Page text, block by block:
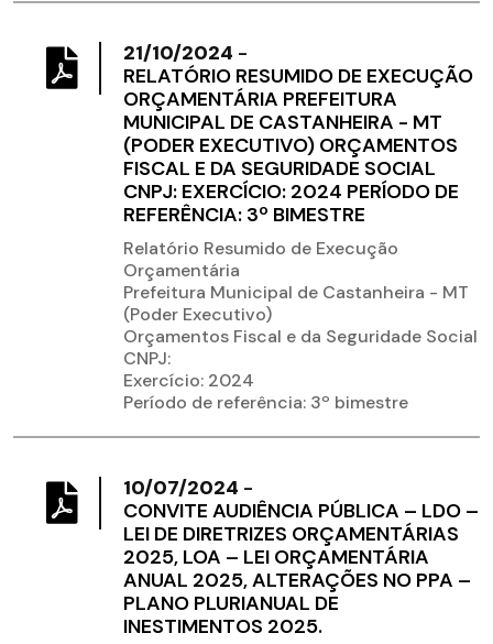
21/10/2024 -
RELATÓRIO RESUMIDO DE EXECUÇÃO
ORÇAMENTÁRIA PREFEITURA
MUNICIPAL DE CASTANHEIRA - MT
(PODER EXECUTIVO) ORÇAMENTOS
FISCAL E DA SEGURIDADE SOCIAL
CNPJ: EXERCÍCIO: 2024 PERÍODO DE
REFERÊNCIA: 3º BIMESTRE
Relatório Resumido de Execução
Orçamentária
Prefeitura Municipal de Castanheira - MT
(Poder Executivo)
Orçamentos Fiscal e da Seguridade Social
CNPJ:
Exercício: 2024
Período de referência: 3º bimestre
10/07/2024 -
CONVITE AUDIÊNCIA PÚBLICA – LDO –
LEI DE DIRETRIZES ORÇAMENTÁRIAS
2025, LOA – LEI ORÇAMENTÁRIA
ANUAL 2025, ALTERAÇÕES NO PPA –
PLANO PLURIANUAL DE
INESTIMENTOS 2025.